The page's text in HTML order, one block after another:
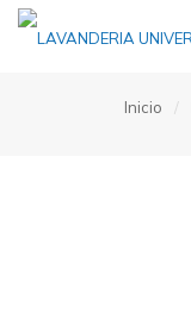
Inicio /